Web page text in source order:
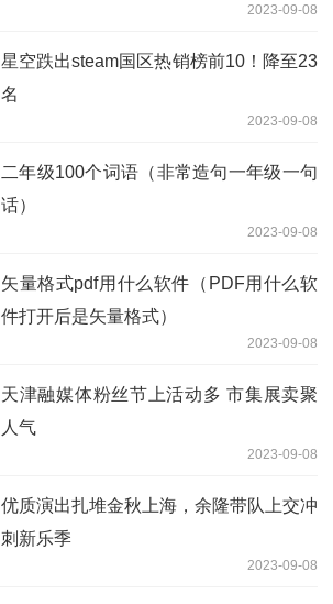
2023-09-08
星空跌出steam国区热销榜前10！降至23
名
2023-09-08
二年级100个词语（非常造句一年级一句
话）
2023-09-08
矢量格式pdf用什么软件（PDF用什么软
件打开后是矢量格式）
2023-09-08
天津融媒体粉丝节上活动多 市集展卖聚
人气
2023-09-08
优质演出扎堆金秋上海，余隆带队上交冲
刺新乐季
2023-09-08